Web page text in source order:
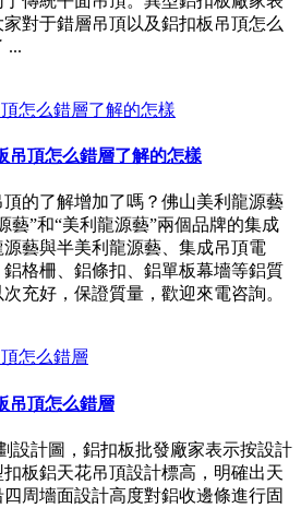
對于錯層吊頂以及鋁扣板吊頂怎么
...
吊頂怎么錯層了解的怎樣
的了解增加了嗎？佛山美利龍源藝
藝”和“美利龍源藝”兩個品牌的集成
藝與半美利龍源藝、集成吊頂電
格柵、鋁條扣、鋁單板幕墻等鋁質
充好，保證質量，歡迎來電咨詢。
吊頂怎么錯層
設計圖，鋁扣板批發廠家表示按設計
板鋁天花吊頂設計標高，明確出天
周墻面設計高度對鋁收邊條進行固